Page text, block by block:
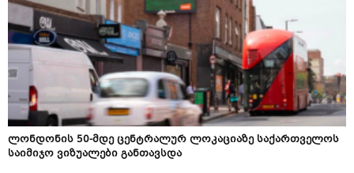
ლონდონის 50-მდე ცენტრალურ ლოკაციაზე საქართველოს
საიმიჯო ვიზუალები განთავსდა